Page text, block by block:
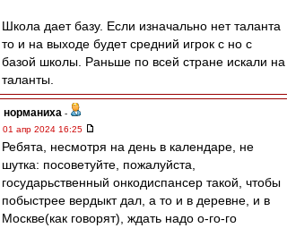
Школа дает базу. Если изначально нет таланта
то и на выходе будет средний игрок с но с
базой школы. Раньше по всей стране искали на
таланты.
норманиха -
01 апр 2024 16:25
Ребята, несмотря на день в календаре, не
шутка: посоветуйте, пожалуйста,
государьственный онкодиспансер такой, чтобы
побыстрее вердыкт дал, а то и в деревне, и в
Москве(как говорят), ждать надо о-го-го